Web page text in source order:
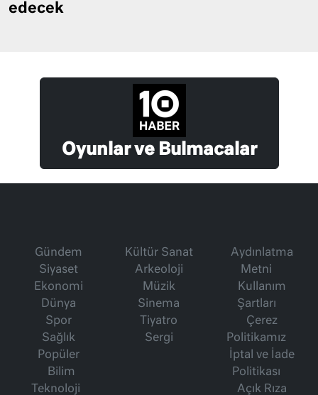
edecek
Oyunlar ve Bulmacalar
Gündem
Siyaset
Ekonomi
Dünya
Spor
Sağlık
Popüler
Bilim
Teknoloji
Kültür Sanat
Arkeoloji
Müzik
Sinema
Tiyatro
Sergi
Aydınlatma
Metni
Kullanım
Şartları
Çerez
Politikamız
İptal ve İade
Politikası
Açık Rıza